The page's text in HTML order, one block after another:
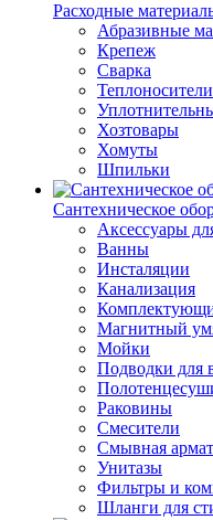
Расходные
Абразивные
Крепеж
Сварка
Теплоносители
Хозтовары
Хомуты
Шпильки
Сантехническое
Аксессуары
Ванны
Инсталяции
Канализация
Магнитный
Мойки
Подводки для
Раковины
Смесители
Смывная
Унитазы
Фильтры и
Шланги для